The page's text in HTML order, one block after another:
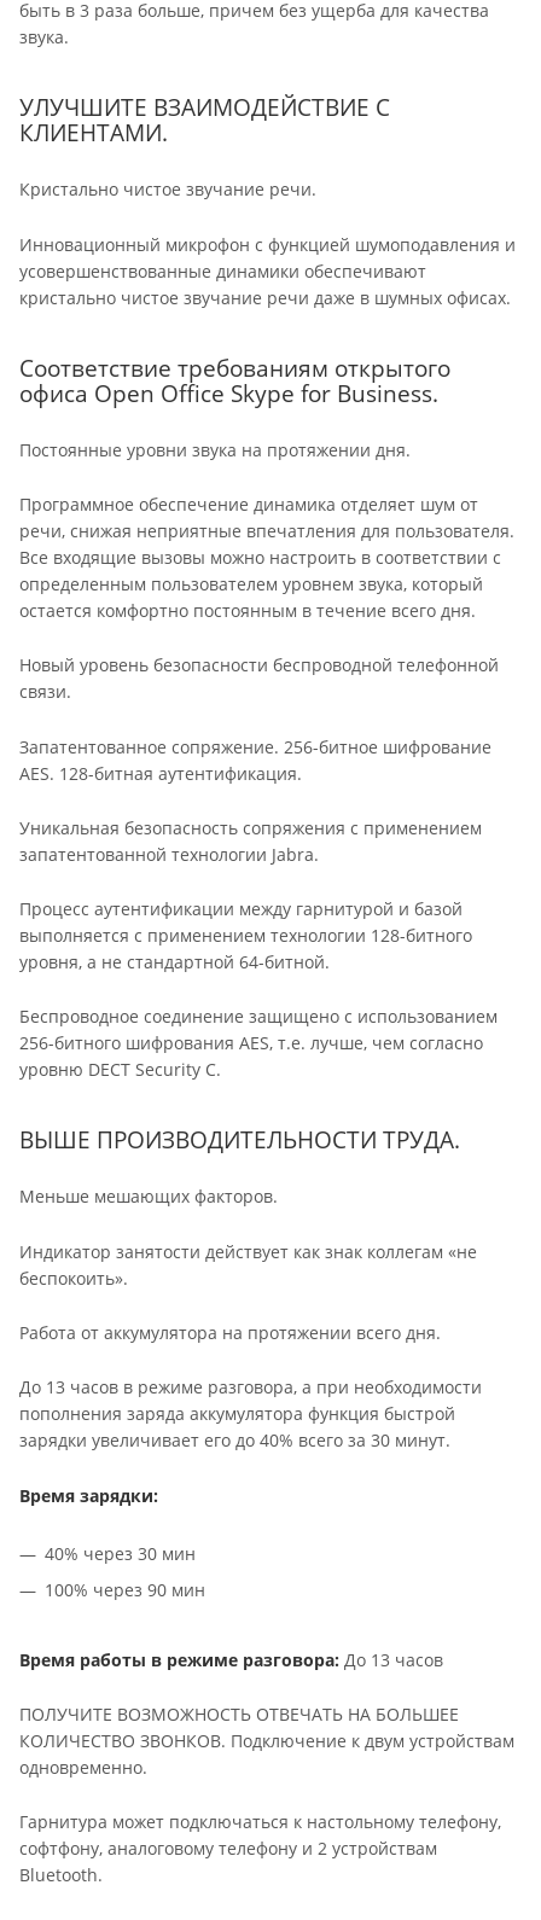
быть в 3 раза больше, причем без ущерба для качества
звука.
УЛУЧШИТЕ ВЗАИМОДЕЙСТВИЕ С
КЛИЕНТАМИ.
Кристально чистое звучание речи.
Инновационный микрофон с функцией шумоподавления и
усовершенствованные динамики обеспечивают
кристально чистое звучание речи даже в шумных офисах.
Соответствие требованиям открытого
офиса Open Office Skype for Business.
Постоянные уровни звука на протяжении дня.
Программное обеспечение динамика отделяет шум от
речи, снижая неприятные впечатления для пользователя.
Все входящие вызовы можно настроить в соответствии с
определенным пользователем уровнем звука, который
остается комфортно постоянным в течение всего дня.
Новый уровень безопасности беспроводной телефонной
связи.
Запатентованное сопряжение. 256-битное шифрование
AES. 128-битная аутентификация.
Уникальная безопасность сопряжения с применением
запатентованной технологии Jabra.
Процесс аутентификации между гарнитурой и базой
выполняется с применением технологии 128-битного
уровня, а не стандартной 64-битной.
Беспроводное соединение защищено с использованием
256-битного шифрования AES, т.е. лучше, чем согласно
уровню DECT Security C.
ВЫШЕ ПРОИЗВОДИТЕЛЬНОСТИ ТРУДА.
Меньше мешающих факторов.
Индикатор занятости действует как знак коллегам «не
беспокоить».
Работа от аккумулятора на протяжении всего дня.
До 13 часов в режиме разговора, а при необходимости
пополнения заряда аккумулятора функция быстрой
зарядки увеличивает его до 40% всего за 30 минут.
Время зарядки:
40% через 30 мин
100% через 90 мин
Время работы в режиме разговора: До 13 часов
ПОЛУЧИТЕ ВОЗМОЖНОСТЬ ОТВЕЧАТЬ НА БОЛЬШЕЕ
КОЛИЧЕСТВО ЗВОНКОВ. Подключение к двум устройствам
одновременно.
Гарнитура может подключаться к настольному телефону,
софтфону, аналоговому телефону и 2 устройствам
Bluetooth.